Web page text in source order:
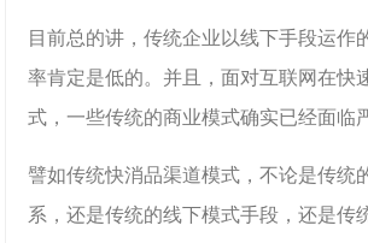
目前总的讲，传统企业以线下手段运作
率肯定是低的。并且，面对互联网在快
式，一些传统的商业模式确实已经面临
譬如传统快消品渠道模式，不论是传统
系，还是传统的线下模式手段，还是传